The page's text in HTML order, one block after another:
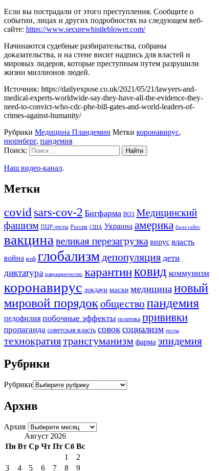
Если вы пострадали от этого преступления. Сообщите о
событии, лицах и других подробностях на следующем веб-
сайте: https://www.securewhistleblower.com/
Начинаются судебные разбирательства, собраны
доказательства, и на стене висит надпись для властей и
мировых лидеров, которые преступным путем разрушили
жизни миллионов людей.
Источник: https://dailyexpose.co.uk/2021/05/21/lawyers-and-
medical-experts-worldwide-say-they-have-all-the-evidence-they-
need-to-convict-who-cdc-phe-bill-gates-and-world-leaders-of-
crimes-against-humanity/
Рубрики Медицина Пландемии Метки коронавирус,
нюрнберг, пандемия
Поиск:
Наш видео-канал.
Метки
covid sars-cov-2 Бигфарма ВОЗ Медицинский
фашизм ПЦР-тесты Россия США Украина америка билл гейтс
вакцина великая перезагрузка вирус власть
война вэф глобализмдепопуляция дети
диктатура извращенчество карантинковид коммунизм
коронавирус локдаун маски медицина новый
мировой порядок обществопандемия
педофилия побочные эффекты политика прививки
пропаганда советская власть совоксоциализм тесты
технократиятрансгуманизм фарма эпидемия
Рубрики
Рубрики
Архив
Архив
Август 2026
Пн Вт Ср Чт Пт Сб Вс
1
2
3
4 5 6 7 8 9